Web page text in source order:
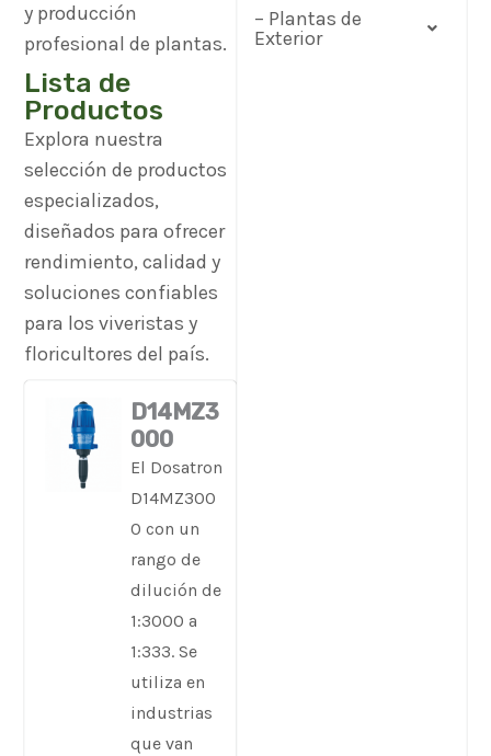
y producción
profesional de plantas.
Lista de
Productos
Explora nuestra
selección de productos
especializados,
diseñados para ofrecer
rendimiento, calidad y
soluciones confiables
para los viveristas y
floricultores del país.
D14MZ3
000
El Dosatron
D14MZ300
0 con un
rango de
dilución de
1:3000 a
1:333. Se
utiliza en
industrias
que van
– Plantas de
Exterior